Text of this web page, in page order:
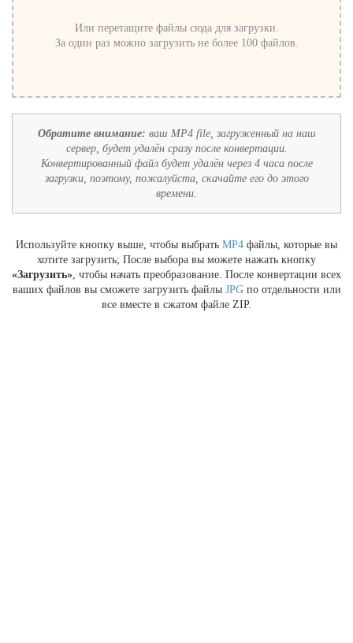
Или перетащите файлы сюда для загрузки.
За один раз можно загрузить не более 100 файлов.
Обратите внимание: ваш MP4 file, загруженный на наш
сервер, будет удалён сразу после конвертации.
Конвертированный файл будет удалён через 4 часа после
загрузки, поэтому, пожалуйста, скачайте его до этого
времени.
Используйте кнопку выше, чтобы выбрать MP4 файлы, которые вы
хотите загрузить; После выбора вы можете нажать кнопку
«Загрузить», чтобы начать преобразование. После конвертации всех
ваших файлов вы сможете загрузить файлы JPGпо отдельности или
все вместе в сжатом файле ZIP.